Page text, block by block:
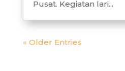
Pusat. Kegiatan lari...
« Older Entries